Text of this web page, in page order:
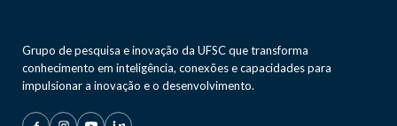
Grupo de pesquisa e inovação da UFSC que transforma
conhecimento em inteligência, conexões e capacidades para
impulsionar a inovação e o desenvolvimento.